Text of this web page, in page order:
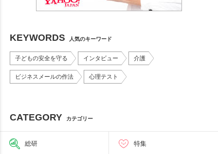
KEYWORDS 人気のキーワード
子どもの安全を守る インタビュー 介護
ビジネスメールの作法 心理テスト
CATEGORY カテゴリー
総研 特集